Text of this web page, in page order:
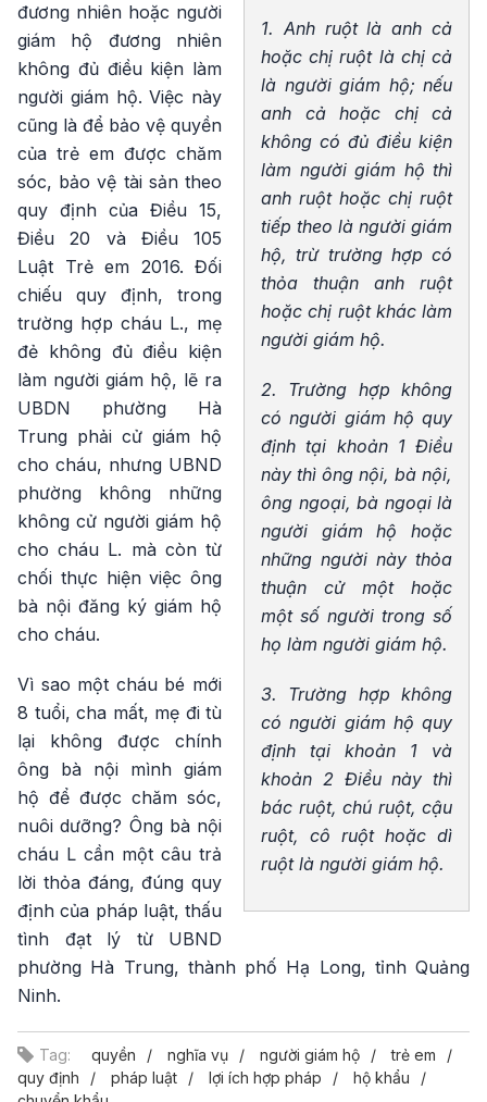
1. Anh ruột là anh cả
hoặc chị ruột là chị cả
là người giám hộ; nếu
anh cả hoặc chị cả
không có đủ điều kiện
làm người giám hộ thì
anh ruột hoặc chị ruột
tiếp theo là người giám
hộ, trừ trường hợp có
thỏa thuận anh ruột
hoặc chị ruột khác làm
người giám hộ.
2. Trường hợp không
có người giám hộ quy
định tại khoản 1 Điều
này thì ông nội, bà nội,
ông ngoại, bà ngoại là
người giám hộ hoặc
những người này thỏa
thuận cử một hoặc
một số người trong số
họ làm người giám hộ.
3. Trường hợp không
có người giám hộ quy
định tại khoản 1 và
khoản 2 Điều này thì
bác ruột, chú ruột, cậu
ruột, cô ruột hoặc dì
ruột là người giám hộ.
đương nhiên hoặc người
giám hộ đương nhiên
không đủ điều kiện làm
người giám hộ. Việc này
cũng là để bảo vệ quyền
của trẻ em được chăm
sóc, bảo vệ tài sản theo
quy định của Điều 15,
Điều 20 và Điều 105
Luật Trẻ em 2016. Đối
chiếu quy định, trong
trường hợp cháu L., mẹ
đẻ không đủ điều kiện
làm người giám hộ, lẽ ra
UBDN phường Hà
Trung phải cử giám hộ
cho cháu, nhưng UBND
phường không những
không cử người giám hộ
cho cháu L. mà còn từ
chối thực hiện việc ông
bà nội đăng ký giám hộ
cho cháu.
Vì sao một cháu bé mới
8 tuổi, cha mất, mẹ đi tù
lại không được chính
ông bà nội mình giám
hộ để được chăm sóc,
nuôi dưỡng? Ông bà nội
cháu L cần một câu trả
lời thỏa đáng, đúng quy
định của pháp luật, thấu
tình đạt lý từ UBND
phường Hà Trung, thành phố Hạ Long, tỉnh Quảng
Ninh.
Tag: quyền nghĩa vụ người giám hộ
trẻ em
quy định
pháp luật lợi ích hợp pháp
hộ khẩu